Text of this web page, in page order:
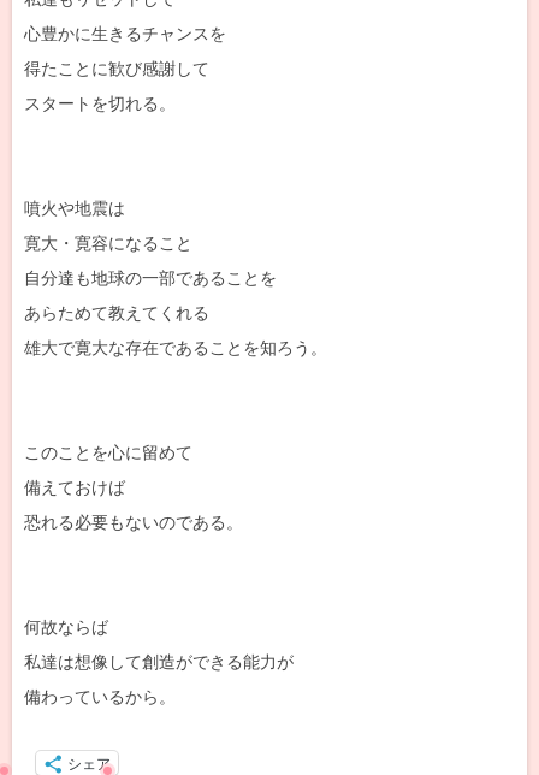
心豊かに生きるチャンスを
得たことに歓び感謝して
スタートを切れる。
噴火や地震は
寛大・寛容になること
自分達も地球の一部であることを
あらためて教えてくれる
雄大で寛大な存在であることを知ろう。
このことを心に留めて
備えておけば
恐れる必要もないのである。
何故ならば
私達は想像して創造ができる能力が
備わっているから。
シェア